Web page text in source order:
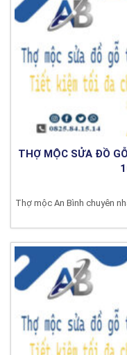
THỢ MỘC SỬA ĐỒ
Thợ mộc An Bình chuyên